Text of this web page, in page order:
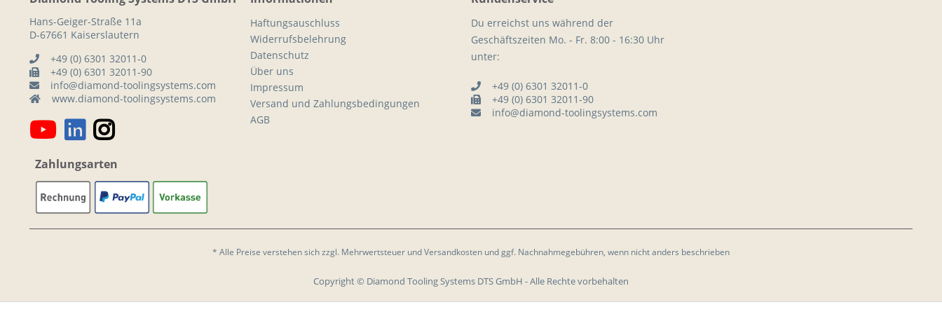
Hans-Geiger-Straße 11a
D-67661 Kaiserslautern
+49 (0) 6301 32011-0
+49 (0) 6301 32011-90
info@diamond-toolingsystems.com
www.diamond-toolingsystems.com
Haftungsauschluss
Widerrufsbelehrung
Datenschutz
Über uns
Impressum
Versand und Zahlungsbedingungen
AGB
Du erreichst uns während der
Geschäftszeiten Mo. - Fr. 8:00 - 16:30 Uhr
unter:
+49 (0) 6301 32011-0
+49 (0) 6301 32011-90
info@diamond-toolingsystems.com
Zahlungsarten
* Alle Preise verstehen sich zzgl. Mehrwertsteuer undVersandkosten und ggf. Nachnahmegebühren, wenn nicht anders beschrieben
Copyright © Diamond Tooling Systems DTS GmbH - Alle Rechte vorbehalten